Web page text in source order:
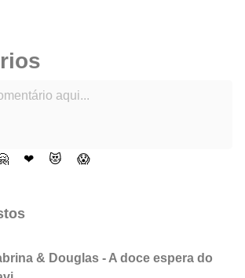
❤ 😻 😱
& Douglas - A doce espera do